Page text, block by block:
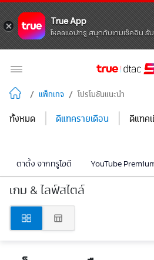
True App
โหลดแอปทรู สนุกกับเกมเช็คอิน
/ แพ็กเกจ / โปรโมชันแนะนำ
ทั้งหมด ดีแทครายเดือน ดีแทค
ตาตั้ง จากทรูไอดี YouTube
เกม & ไลฟ์สไตล์